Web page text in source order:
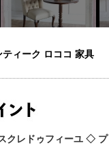
ィーク ロココ 家具
クレドゥフィーユ ◇